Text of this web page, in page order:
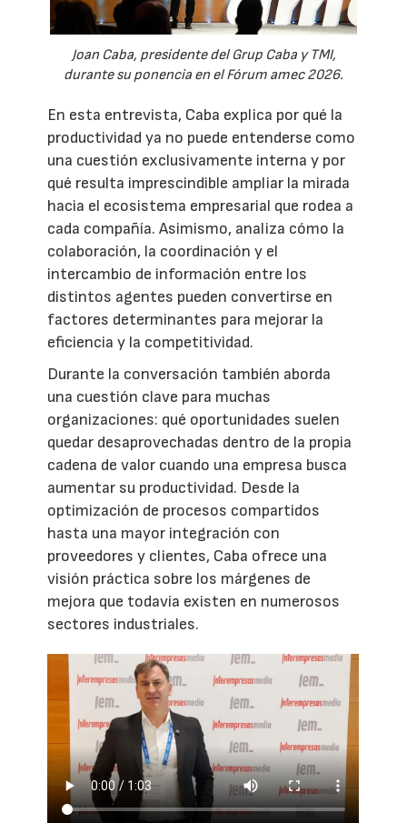
Joan Caba, presidente del Grup Caba y TMI,
durante su ponencia en el Fórum amec 2026.
En esta entrevista, Caba explica por qué la
productividad ya no puede entenderse como
una cuestión exclusivamente interna y por
qué resulta imprescindible ampliar la mirada
hacia el ecosistema empresarial que rodea a
cada compañía. Asimismo, analiza cómo la
colaboración, la coordinación y el
intercambio de información entre los
distintos agentes pueden convertirse en
factores determinantes para mejorar la
eficiencia y la competitividad.
Durante la conversación también aborda
una cuestión clave para muchas
organizaciones: qué oportunidades suelen
quedar desaprovechadas dentro de la propia
cadena de valor cuando una empresa busca
aumentar su productividad. Desde la
optimización de procesos compartidos
hasta una mayor integración con
proveedores y clientes, Caba ofrece una
visión práctica sobre los márgenes de
mejora que todavía existen en numerosos
sectores industriales.